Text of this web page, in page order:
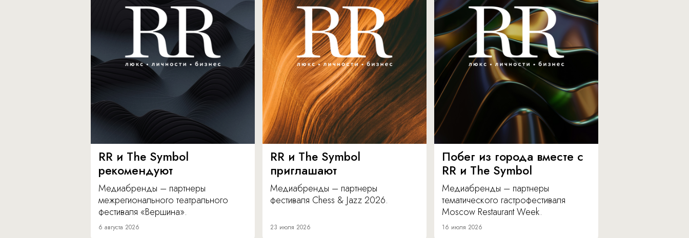
RR и The Symbol
рекомендуют
Медиабренды – партнеры
межрегионального театрального
фестиваля «Вершина».
6 августа 2026
RR и The Symbol
приглашают
Медиабренды – партнеры
фестиваля Chess & Jazz 2026.
23 июля 2026
Побег из города вместе с
RR и The Symbol
Медиабренды – партнеры
тематического гастрофестиваля
Moscow Restaurant Week.
16 июля 2026